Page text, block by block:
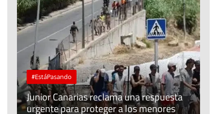
#EstáPasando
Junior Canarias reclama una respuesta
urgente para proteger a los menores